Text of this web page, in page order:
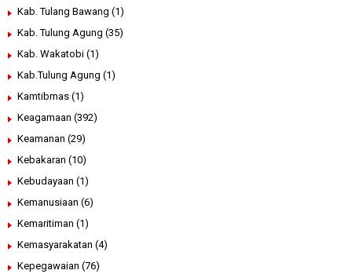
Kab. Tulang Bawang (1)
Kab. Tulung Agung (35)
Kab. Wakatobi (1)
Kab.Tulung Agung (1)
Kamtibmas (1)
Keagamaan (392)
Keamanan (29)
Kebakaran (10)
Kebudayaan (1)
Kemanusiaan (6)
Kemaritiman (1)
Kemasyarakatan (4)
Kepegawaian (76)